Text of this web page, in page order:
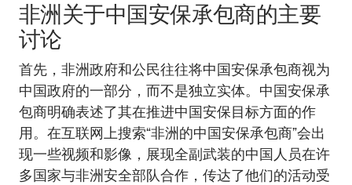
非洲关于中国安保承包商的主要
讨论
首先，非洲政府和公民往往将中国安保承包商视为
中国政府的一部分，而不是独立实体。中国安保承
包商明确表述了其在推进中国安保目标方面的作
用。在互联网上搜索“非洲的中国安保承包商”会出
现一些视频和影像，展现全副武装的中国人员在许
多国家与非洲安全部队合作，传达了他们的活动受